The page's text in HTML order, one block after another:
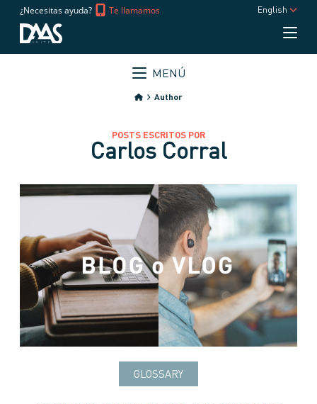
¿Necesitas ayuda? Te llamamos English
MENÚ
Author
POSTS ESCRITOS POR
Carlos Corral
GLOSSARY